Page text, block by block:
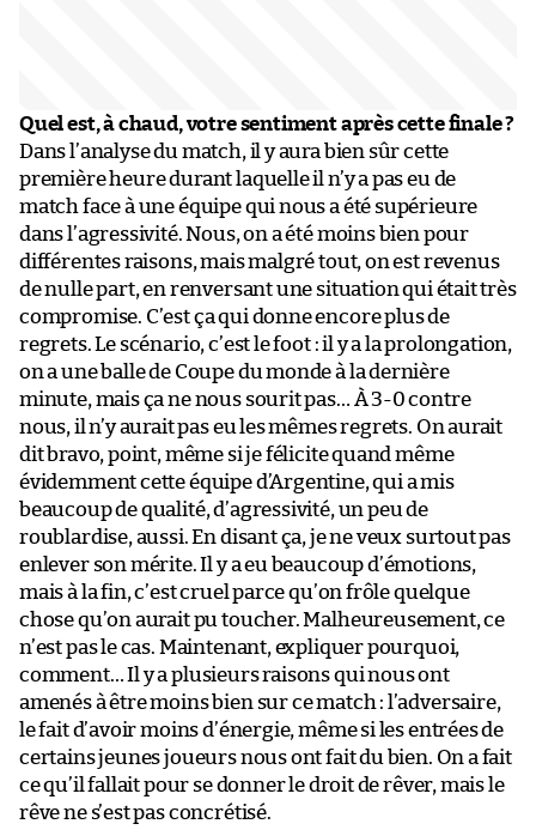
Quel est, à chaud, votre sentiment après cette finale ?
Dans l’analyse du match, il y aura bien sûr cette
première heure durant laquelle il n’y a pas eu de
match face à une équipe qui nous a été supérieure
dans l’agressivité. Nous, on a été moins bien pour
différentes raisons, mais malgré tout, on est revenus
de nulle part, en renversant une situation qui était très
compromise. C’est ça qui donne encore plus de
regrets. Le scénario, c’est le foot : il y a la prolongation,
on a une balle de Coupe du monde à la dernière
minute, mais ça ne nous sourit pas… À 3-0 contre
nous, il n’y aurait pas eu les mêmes regrets. On aurait
dit bravo, point, même si je félicite quand même
évidemment cette équipe d’Argentine, qui a mis
beaucoup de qualité, d’agressivité, un peu de
roublardise, aussi. En disant ça, je ne veux surtout pas
enlever son mérite. Il y a eu beaucoup d’émotions,
mais à la fin, c’est cruel parce qu’on frôle quelque
chose qu’on aurait pu toucher. Malheureusement, ce
n’est pas le cas. Maintenant, expliquer pourquoi,
comment… Il y a plusieurs raisons qui nous ont
amenés à être moins bien sur ce match : l’adversaire,
le fait d’avoir moins d’énergie, même si les entrées de
certains jeunes joueurs nous ont fait du bien. On a fait
ce qu’il fallait pour se donner le droit de rêver, mais le
rêve ne s’est pas concrétisé.